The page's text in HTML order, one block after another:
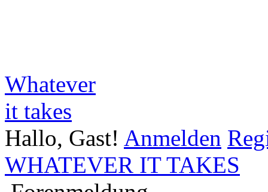
Whatever
it takes
Hallo, Gast! Anmelden
WHATEVER IT TAKES